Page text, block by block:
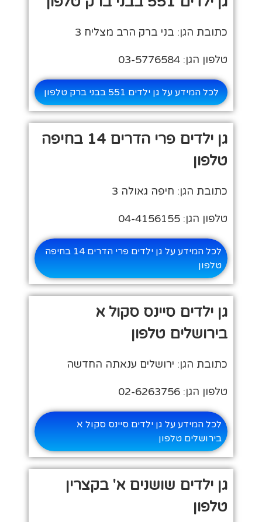
כתובת הגן: בני ברק הרב מצליח 3
טלפון הגן: 03-5776584
לכל המידע על גן ילדים 551 בבני ברק טלפון
גן ילדים פרי הדרים 14 בחיפה
טלפון
כתובת הגן: חיפה גאולה 3
טלפון הגן: 04-4156155
לכל המידע על גן ילדים פרי הדרים 14 בחיפה
טלפון
גן ילדים סיינס סקול א
בירושלים טלפון
כתובת הגן: ירושלים ענאתה החדשה
טלפון הגן: 02-6263756
לכל המידע על גן ילדים סיינס סקול א
בירושלים טלפון
גן ילדים שושנים א' בקצרין
טלפון